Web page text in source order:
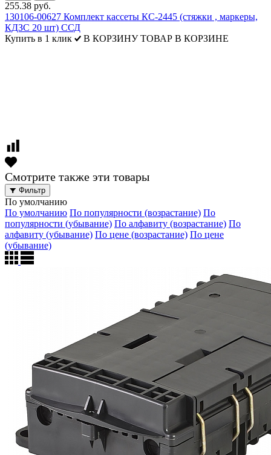
255.38 руб.
130106-00627 Комплект кассеты КС-2445 (стяжки , маркеры,
КДЗС 20 шт) ССД
Купить в 1 клик
В КОРЗИНУ ТОВАР В КОРЗИНЕ
Смотрите также эти товары
Фильтр
По умолчанию
По умолчанию По популярности (возрастание) По
популярности (убывание) По алфавиту (возрастание) По
алфавиту (убывание) По цене (возрастание) По цене
(убывание)